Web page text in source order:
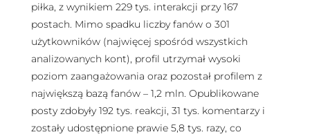
piłka, z wynikiem 229 tys. interakcji przy 167
postach. Mimo spadku liczby fanów o 301
użytkowników (najwięcej spośród wszystkich
analizowanych kont), profil utrzymał wysoki
poziom zaangażowania oraz pozostał profilem z
największą bazą fanów – 1,2 mln. Opublikowane
posty zdobyły 192 tys. reakcji, 31 tys. komentarzy i
zostały udostępnione prawie 5,8 tys. razy, co